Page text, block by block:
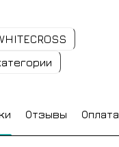
Отзывы Оплата